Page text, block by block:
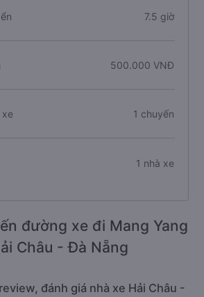
7.5 giờ
500.000 VNĐ
1 chuyến
1 nhà xe
đường xe đi Mang Yang
Châu - Đà Nẵng
đánh giá nhà xe Hải Châu -